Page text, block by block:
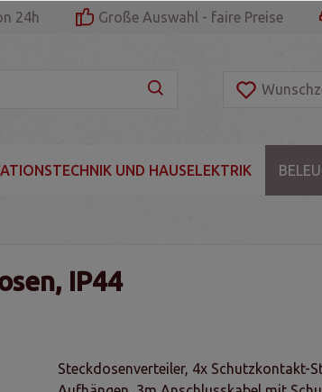
24h Große Auswahl - faire Preise
UND HAUSELEKTRIK
IP44
Steckdosenverteiler, 4x Schutzkontakt-